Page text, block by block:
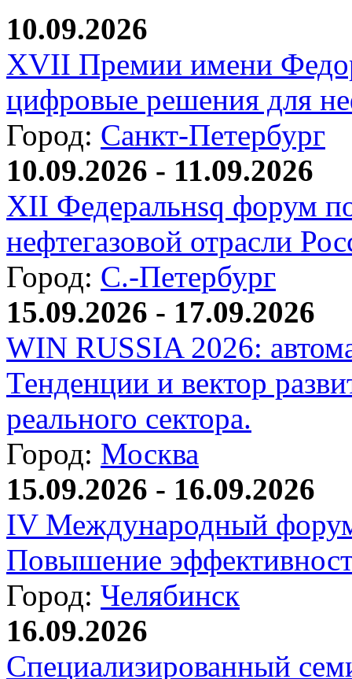
10.09.2026
XVII Премии имени
цифровые решения для
Город: Санкт-Петербург
10.09.2026 - 11.09.2026
XII Федеральнsq форум
нефтегазовой отрасли
Город: С.-Петербург
15.09.2026 - 17.09.2026
WIN RUSSIA 2026:
Тенденции и вектор
реального сектора.
Город: Москва
15.09.2026 - 16.09.2026
IV Международный
Повышение
Город: Челябинск
16.09.2026
Специализированный